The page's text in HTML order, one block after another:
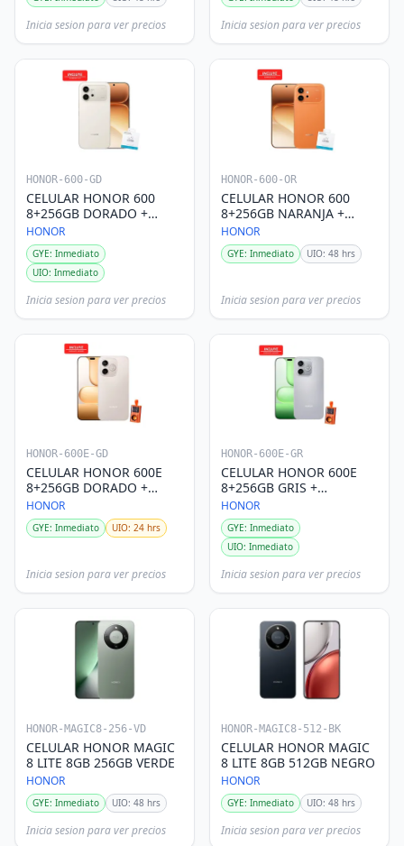
Inicia sesion para ver precios Inicia sesion para ver precios
HONOR-600-GD
CELULAR HONOR 600
8+256GB DORADO +
BUDS HONOR X7E
HONOR
GYE: Inmediato
UIO: Inmediato
Inicia sesion para ver precios
HONOR-600-OR
CELULAR HONOR 600
8+256GB NARANJA +
BUDS HONOR X7E
HONOR
GYE: Inmediato UIO: 48 hrs
Inicia sesion para ver precios
HONOR-600E-GD
CELULAR HONOR 600E
8+256GB DORADO +
PARLANTE HONOR
HONOR
GYE: Inmediato UIO: 24 hrs
Inicia sesion para ver precios
HONOR-600E-GR
CELULAR HONOR 600E
8+256GB GRIS +
PARLANTE HONOR
HONOR
GYE: Inmediato
UIO: Inmediato
Inicia sesion para ver precios
HONOR-MAGIC8-256-VD
CELULAR HONOR MAGIC
8 LITE 8GB 256GB VERDE
HONOR
GYE: Inmediato UIO: 48 hrs
Inicia sesion para ver precios
HONOR-MAGIC8-512-BK
CELULAR HONOR MAGIC
8 LITE 8GB 512GB NEGRO
HONOR
GYE: Inmediato UIO: 48 hrs
Inicia sesion para ver precios